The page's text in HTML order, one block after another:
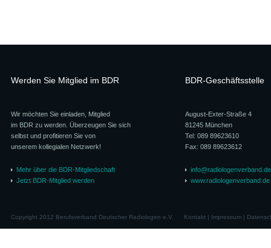
Werden Sie Mitglied im BDR
Wir möchten Sie einladen, Mitglied
im BDR zu werden. Überzeugen Sie sich
selbst und profitieren Sie von
unserem kollegialen Netzwerk!
Mehr über die BDR-Mitgliedschaft
Jetzt BDR-Mitglied werden
BDR-Geschäftsstelle
August-Exter-Straße 4
81245 München
Tel: 089 89623610
Fax: 089 89623612
info@radiologenverband.de
www.radiologenverband.de
Copyright 2012 Berufsverband Deutscher Radiologen e.V. Kontakt| Impressum|